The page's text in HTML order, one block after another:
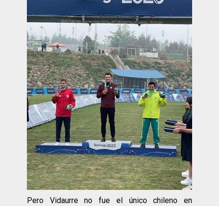
Pero Vidaurre no fue el único chileno en